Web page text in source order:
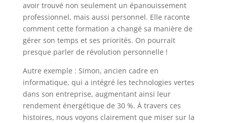
avoir trouvé non seulement un épanouissement
professionnel, mais aussi personnel. Elle raconte
comment cette formation a changé sa manière de
gérer son temps et ses priorités. On pourrait
presque parler de révolution personnelle !
Autre exemple : Simon, ancien cadre en
informatique, qui a intégré les technologies vertes
dans son entreprise, augmentant ainsi leur
rendement énergétique de 30 %. À travers ces
histoires, nous voyons clairement que miser sur la